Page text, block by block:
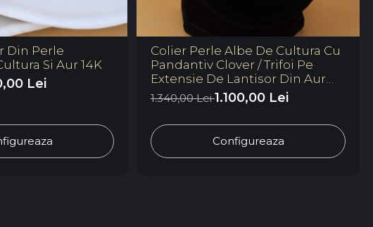
Din Perle
Si Aur 14K
Lei
Colier Perle Albe De Cultura Cu
Pandantiv Clover / Trifoi Pe
Extensie De Lantisor Din Aur
14K
1.340,00 Lei1.100,00 Lei
Configureaza